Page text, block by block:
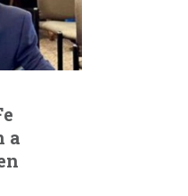
a